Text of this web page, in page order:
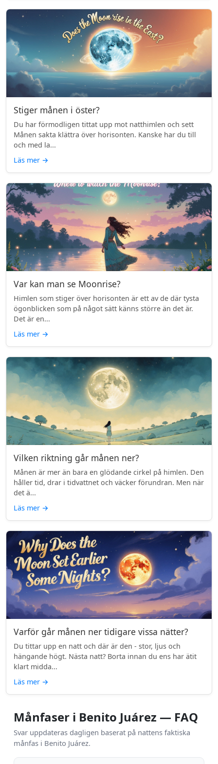
Stiger månen i öster?
Du har förmodligen tittat upp mot natthimlen och sett
Månen sakta klättra över horisonten. Kanske har du till
och med la...
Läs mer →
Var kan man se Moonrise?
Himlen som stiger över horisonten är ett av de där tysta
ögonblicken som på något sätt känns större än det är.
Det är en...
Läs mer →
Vilken riktning går månen ner?
Månen är mer än bara en glödande cirkel på himlen. Den
håller tid, drar i tidvattnet och väcker förundran. Men när
det ä...
Läs mer →
Varför går månen ner tidigare vissa nätter?
Du tittar upp en natt och där är den - stor, ljus och
hängande högt. Nästa natt? Borta innan du ens har ätit
klart midda...
Läs mer →
Månfaser i Benito Juárez — FAQ
Svar uppdateras dagligen baserat på nattens faktiska
månfas i Benito Juárez.